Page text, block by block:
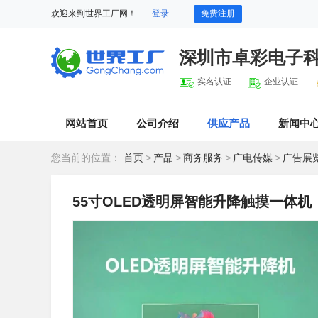
欢迎来到世界工厂网！ 登录 免费注册
深圳市卓彩电子
实名认证 企业认证
网站首页 公司介绍 供应产品 新闻中
您当前的位置： 首页 > 产品 >商务服务 > 广电传媒 > 广告展
55寸OLED透明屏智能升降触摸一体机